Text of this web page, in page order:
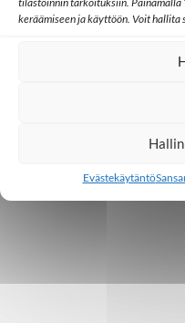
keräämiseen ja käyttöön. Voit hallita
Evästekäytäntö